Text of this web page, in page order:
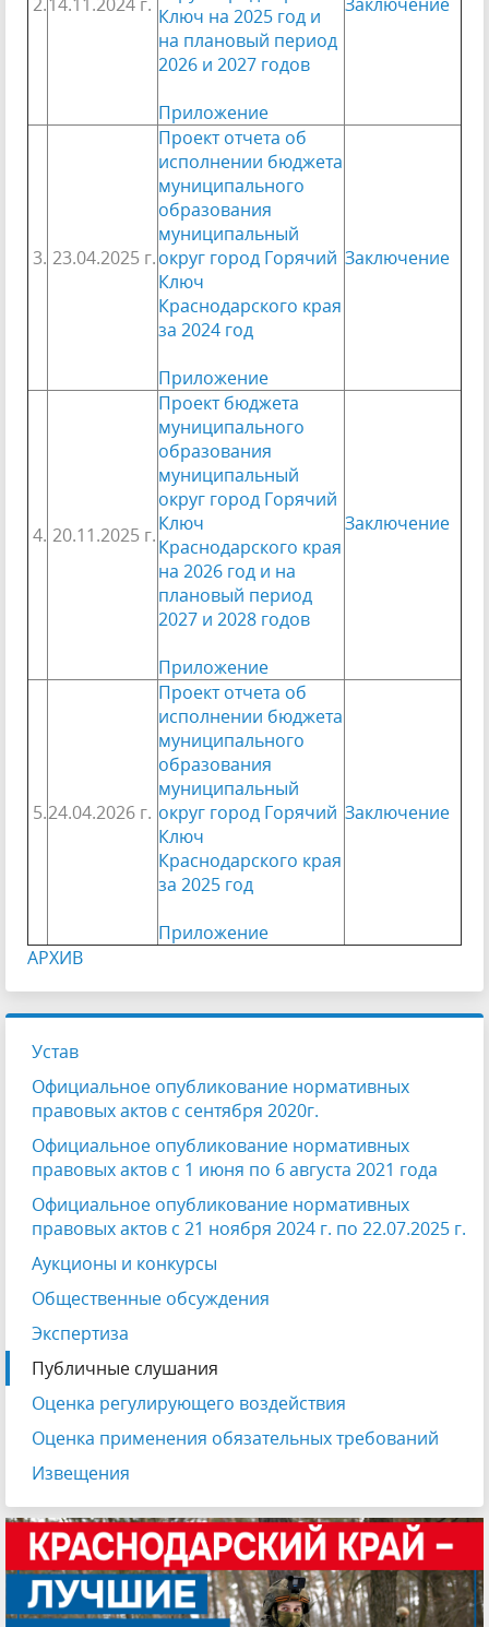
Ключ на 2025 год и
на плановый период
2026 и 2027 годов
Приложение
3. 23.04.2025 г.
Проект отчета об
исполнении бюджета
муниципального
образования
муниципальный
округ город Горячий
Ключ
Краснодарского края
за 2024 год
Приложение
Заключение
4. 20.11.2025 г.
Проектбюджета
муниципального
образования
муниципальный
округ город Горячий
Ключ
Краснодарского края
на 2026 год и на
плановый период
2027 и 2028 годов
Приложение
Заключение
5.24.04.2026 г.
Проект отчета об
исполнении бюджета
муниципального
образования
муниципальный
округ город Горячий
Ключ
Краснодарского края
за 2025 год
Приложение
Заключение
АРХИВ
Устав
Официальное опубликование нормативных
правовых актов с сентября 2020г.
Официальное опубликование нормативных
правовых актов с 1 июня по 6 августа 2021 года
Официальное опубликование нормативных
правовых актов с 21 ноября 2024 г. по 22.07.2025 г.
Аукционы и конкурсы
Общественные обсуждения
Экспертиза
Публичные слушания
Оценка регулирующего воздействия
Оценка применения обязательных требований
Извещения